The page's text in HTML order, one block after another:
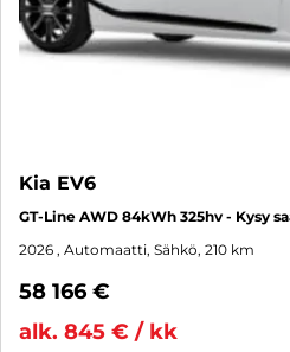
Kia EV6
GT-Line AWD 84kWh 325hv - Kysy
2026 , Automaatti, Sähkö, 210 km
58 166 €
alk. 845 € / kk